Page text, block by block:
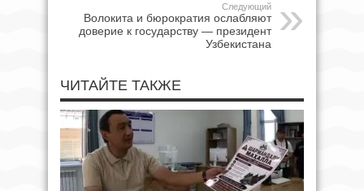
Следующий
Волокита и бюрократия ослабляют
доверие к государству — президент
Узбекистана
ЧИТАЙТЕ ТАКЖЕ